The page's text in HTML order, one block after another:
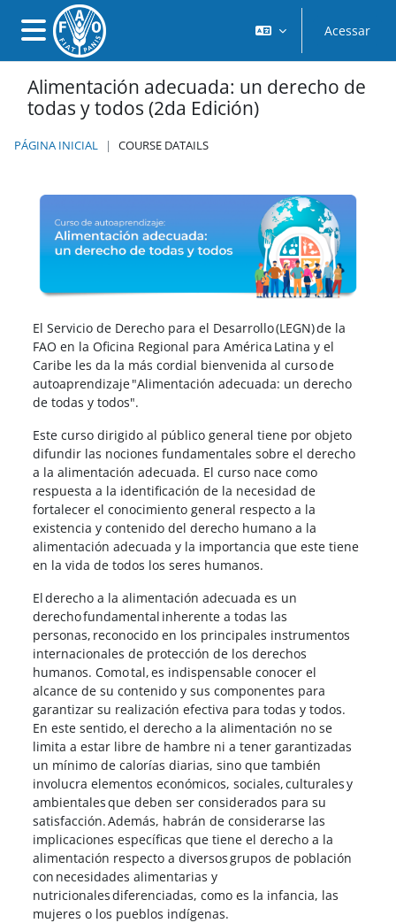
Ir para o conteúdo principal
Painel lateral
Acessar
Alimentación adecuada: un derecho de
todas y todos (2da Edición)
PÁGINA INICIAL COURSE DATAILS
El Servicio de Derecho para el Desarrollo (LEGN) de la
FAO en la Oficina Regional para América Latina y el
Caribe les da la más cordial bienvenida al curso de
autoaprendizaje "Alimentación adecuada: un derecho
de todas y todos".
Este curso dirigido al público general tiene por objeto
difundir las nociones fundamentales sobre el derecho
a la alimentación adecuada. El curso nace como
respuesta a la identificación de la necesidad de
fortalecer el conocimiento general respecto a la
existencia y contenido del derecho humano a la
alimentación adecuada y la importancia que este tiene
en la vida de todos los seres humanos.
El derecho a la alimentación adecuada es un
derecho fundamental inherente a todas las
personas, reconocido en los principales instrumentos
internacionales de protección de los derechos
humanos. Como tal, es indispensable conocer el
alcance de su contenido y sus componentes para
garantizar su realización efectiva para todas y todos.
En este sentido, el derecho a la alimentación no se
limita a estar libre de hambre ni a tener garantizadas
un mínimo de calorías diarias, sino que también
involucra elementos económicos, sociales, culturales y
ambientales que deben ser considerados para su
satisfacción. Además, habrán de considerarse las
implicaciones específicas que tiene el derecho a la
alimentación respecto a diversos grupos de población
con necesidades alimentarias y
nutricionales diferenciadas, como es la infancia, las
mujeres o los pueblos indígenas.